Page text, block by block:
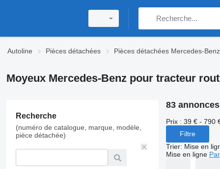
Autoline Pièces détachées Pièces détachées Mercedes-
Moyeux Mercedes-Benz pour tracteur
Recherche
(numéro de catalogue, marque, modèle,
pièce détachée)
83
Prix : 39 € - 790
Filtre
Trier: Mise en
Mise en ligne